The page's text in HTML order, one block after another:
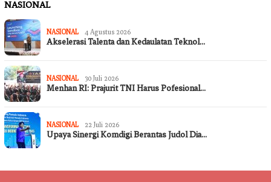
NASIONAL
NASIONAL 4 Agustus 2026
Akselerasi Talenta dan Kedaulatan Teknol…
NASIONAL 30 Juli 2026
Menhan RI: Prajurit TNI Harus Pofesional…
NASIONAL 22 Juli 2026
Upaya Sinergi Komdigi Berantas Judol Dia…